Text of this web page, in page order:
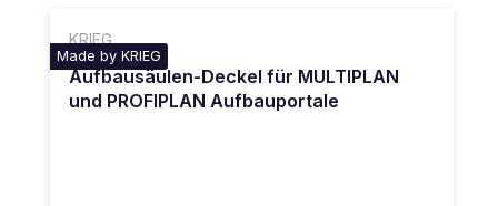
KRIEG
Made by KRIEG
Aufbausäulen-Deckel für MULTIPLAN
und PROFIPLAN Aufbauportale